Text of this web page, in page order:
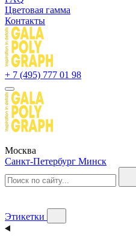
Цветовая гамма
Контакты
+ 7 (495) 777 01 98
Москва
Санкт-Петербург Минск
Этикетки